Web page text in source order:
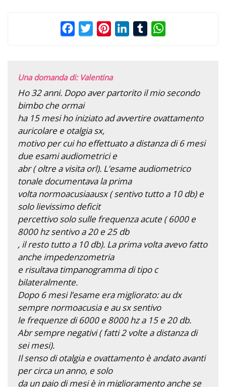
FacebookTwitterPinterestLinkedInTumblr
Una domanda di: Valentina
Ho 32 anni. Dopo aver partorito il mio secondo
bimbo che ormai
ha 15 mesi ho iniziato ad avvertire ovattamento
auricolare e otalgia sx,
motivo per cui ho effettuato a distanza di 6 mesi
due esami audiometrici e
abr ( oltre a visita orl). L’esame audiometrico
tonale documentava la prima
volta normoacusiaausx ( sentivo tutto a 10 db) e
solo lievissimo deficit
percettivo solo sulle frequenza acute ( 6000 e
8000 hz sentivo a 20 e 25 db
, il resto tutto a 10 db). La prima volta avevo fatto
anche impedenzometria
e risultava timpanogramma di tipo c
bilateralmente.
Dopo 6 mesi l’esame era migliorato: au dx
sempre normoacusia e au sx sentivo
le frequenze di 6000 e 8000 hz a 15 e 20 db.
Abr sempre negativi ( fatti 2 volte a distanza di
sei mesi).
Il senso di otalgia e ovattamento è andato avanti
per circa un anno, e solo
da un paio di mesi è in miglioramento anche se